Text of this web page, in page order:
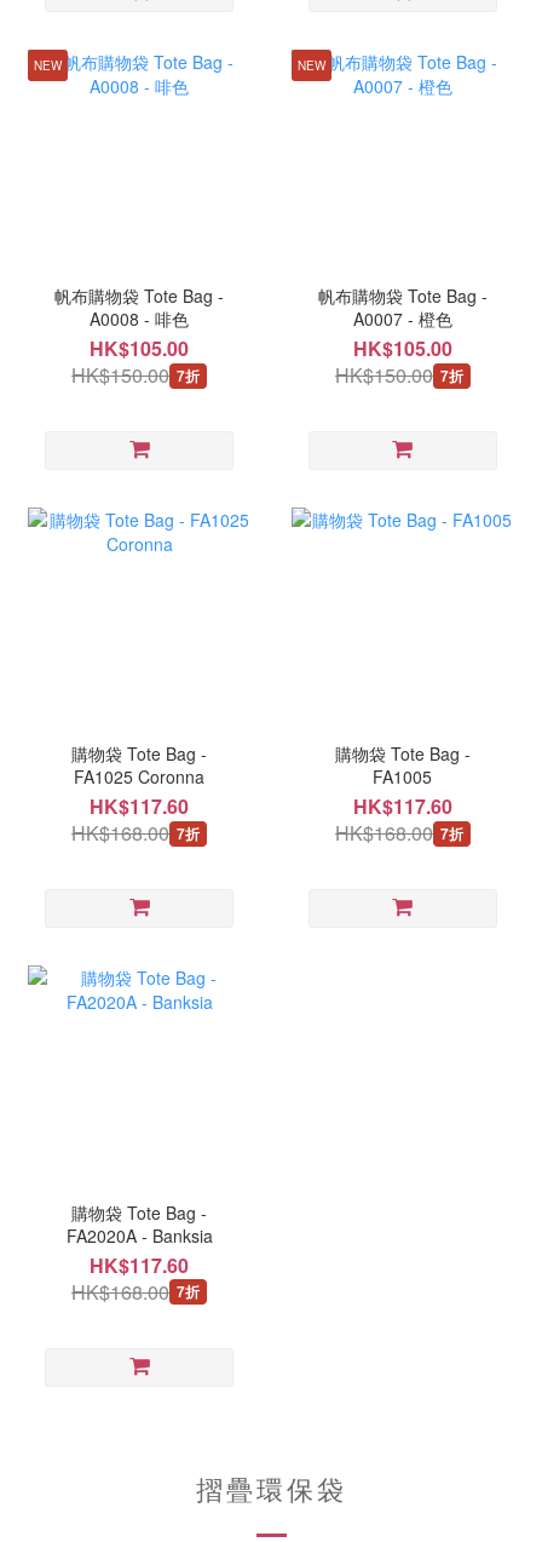
NEW
帆布購物袋 Tote Bag -
A0008 - 啡色
HK$105.00
HK$150.00 7折
NEW
帆布購物袋 Tote Bag -
A0007 - 橙色
HK$105.00
HK$150.00 7折
購物袋 Tote Bag -
FA1025 Coronna
HK$117.60
HK$168.00 7折
購物袋 Tote Bag -
FA1005
HK$117.60
HK$168.00 7折
購物袋 Tote Bag -
FA2020A - Banksia
HK$117.60
HK$168.00 7折
摺疊環保袋